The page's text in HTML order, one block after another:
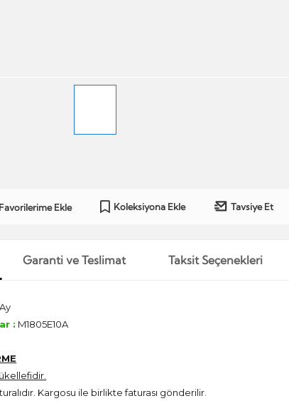
Favorilerime Ekle Koleksiyona Ekle Tavsiye Et
Garanti ve Teslimat Taksit Seçenekleri
: M1805E10A
Kargosu ile birlikte faturası gönderilir.